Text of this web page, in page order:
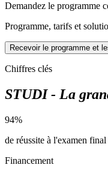
Management des
Coordonner ou
Animer des ateliers
Organiser la
Évaluer les résultats des
Evaluer les actions
Ajuster les plans
Demandez le programme
Programme, tarifs et
Recevoir le programme et
Chiffres clés
STUDI - La
94%
de réussite à l'examen final
Financement